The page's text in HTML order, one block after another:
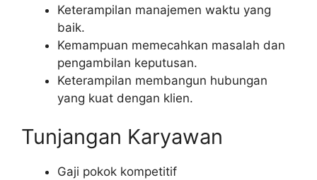
Keterampilan manajemen waktu yang
baik.
Kemampuan memecahkan masalah dan
pengambilan keputusan.
Keterampilan membangun hubungan
yang kuat dengan klien.
Tunjangan Karyawan
Gaji pokok kompetitif